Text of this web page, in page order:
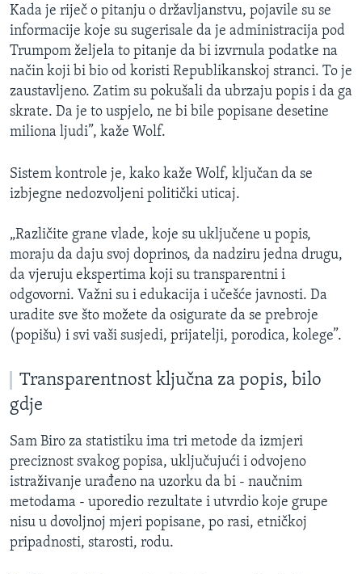
Kada je riječ o pitanju o državljanstvu, pojavile su se
informacije koje su sugerisale da je administracija pod
Trumpom željela to pitanje da bi izvrnula podatke na
način koji bi bio od koristi Republikanskoj stranci. To je
zaustavljeno. Zatim su pokušali da ubrzaju popis i da ga
skrate. Da je to uspjelo, ne bi bile popisane desetine
miliona ljudi”, kaže Wolf.
Sistem kontrole je, kako kaže Wolf, ključan da se
izbjegne nedozvoljeni politički uticaj.
„Različite grane vlade, koje su uključene u popis,
moraju da daju svoj doprinos, da nadziru jedna drugu,
da vjeruju ekspertima koji su transparentni i
odgovorni. Važni su i edukacija i učešće javnosti. Da
uradite sve što možete da osigurate da se prebroje
(popišu) i svi vaši susjedi, prijatelji, porodica, kolege”.
Transparentnost ključna za popis, bilo
gdje
Sam Biro za statistiku ima tri metode da izmjeri
preciznost svakog popisa, uključujući i odvojeno
istraživanje urađeno na uzorku da bi - naučnim
metodama - uporedio rezultate i utvrdio koje grupe
nisu u dovoljnoj mjeri popisane, po rasi, etničkoj
pripadnosti, starosti, rodu.